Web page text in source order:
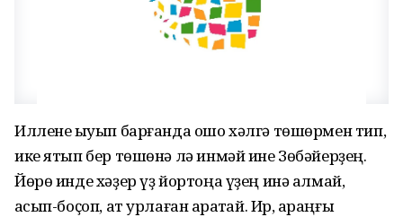
Иллене ҡыуып барғанда ошо хәлгә төшөрмен тип,
ике ятып бер төшөнә лә инмәй ине Зөбәйерҙең.
Йөрө инде хәҙер үҙ йортоңа үҙең инә алмай,
ҡасып-боҫоп, ат урлаған ҡараҡтай. Ир, ҡараңғы